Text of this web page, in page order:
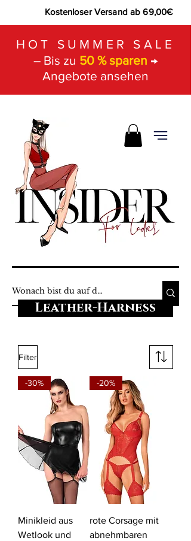
Kostenloser Versand ab 69,00€
HOT SUMMER SALE
– Bis zu 50 % sparen →
Angebote ansehen
Leather-Harness
Filter
-30%
Minikleid aus
Wetlook und
-20%
rote Corsage mit
abnehmbaren